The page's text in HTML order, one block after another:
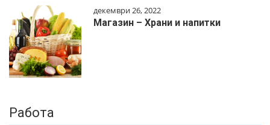
декември 26, 2022
Магазин – Храни и напитки
Работа